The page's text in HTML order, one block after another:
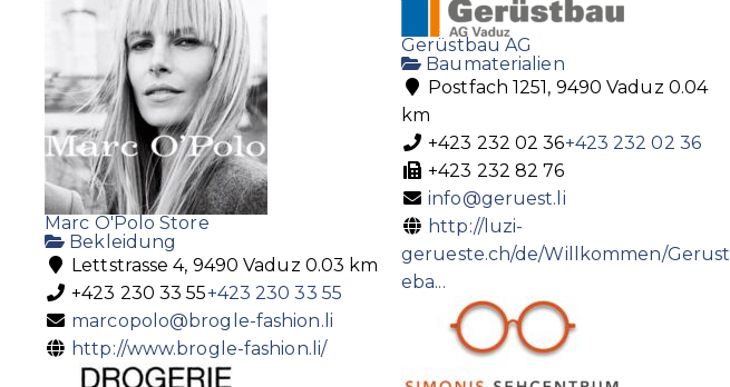
Marc O'Polo Store
Bekleidung
Lettstrasse 4, 9490 Vaduz 0.03 km
+423 230 33 55+423 230 33 55
marcopolo@brogle-fashion.li
http://www.brogle-fashion.li/
Gerüstbau AG
Baumaterialien
Postfach 1251, 9490 Vaduz 0.04
km
+423 232 02 36+423 232 02 36
+423 232 82 76
info@geruest.li
http://luzi-
gerueste.ch/de/Willkommen/Gerust
eba...